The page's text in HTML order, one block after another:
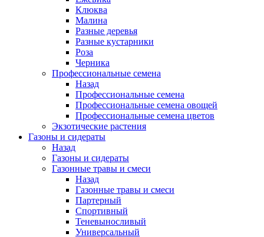
Клюква
Малина
Разные деревья
Разные кустарники
Роза
Черника
Профессиональные семена
Назад
Профессиональные семена
Профессиональные семена овощей
Профессиональные семена цветов
Экзотические растения
Газоны и сидераты
Назад
Газоны и сидераты
Газонные травы и смеси
Назад
Газонные травы и смеси
Партерный
Спортивный
Теневыносливый
Универсальный